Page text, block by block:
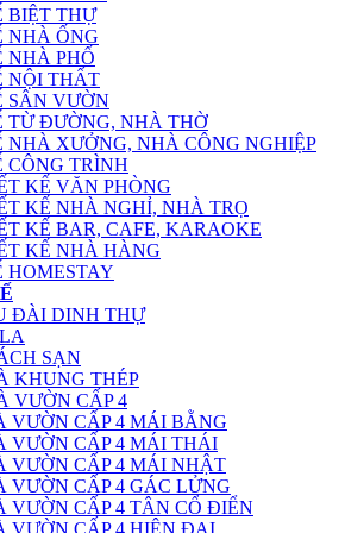
BIỆT THỰ
NHÀ ỐNG
NHÀ PHỐ
NỘI THẤT
SÂN VƯỜN
TỪ ĐƯỜNG, NHÀ THỜ
NHÀ XƯỞNG, NHÀ CÔNG NGHIỆP
CÔNG TRÌNH
KẾ VĂN PHÒNG
KẾ NHÀ NGHỈ, NHÀ TRỌ
KẾ BAR, CAFE, KARAOKE
KẾ NHÀ HÀNG
HOMESTAY
ĐÀI DINH THỰ
SẠN
KHUNG THÉP
VƯỜN CẤP 4
VƯỜN CẤP 4 MÁI BẰNG
VƯỜN CẤP 4 MÁI THÁI
VƯỜN CẤP 4 MÁI NHẬT
VƯỜN CẤP 4 GÁC LỬNG
VƯỜN CẤP 4 TÂN CỔ ĐIỂN
VƯỜN CẤP 4 HIỆN ĐẠI